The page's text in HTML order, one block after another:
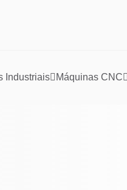
Industriais Máquinas CNC